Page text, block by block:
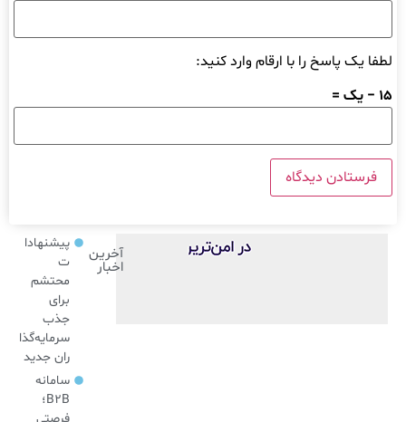
لطفا یک پاسخ را با ارقام وارد کنید:
15 − یک =
آخرین
اخبار
پیشنهادا
ت
محتشم
برای
جذب
سرمایه‌گذا
ران جدید
سامانه
B2B؛